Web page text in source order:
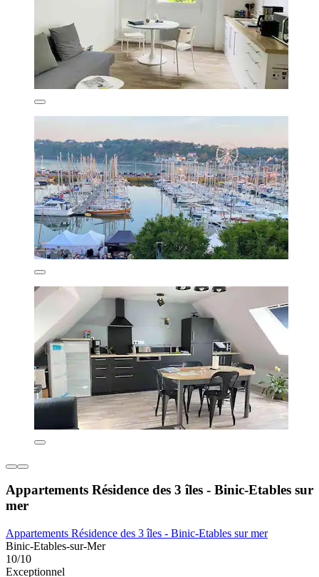
Appartements Résidence des 3 îles - Binic-Etables sur
mer
Appartements Résidence des 3 îles - Binic-Etables sur mer
Binic-Etables-sur-Mer
10/10
Exceptionnel